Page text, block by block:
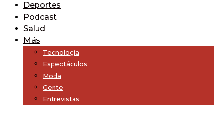
Deportes
Podcast
Salud
Más
Tecnología
Espectáculos
Moda
Gente
Entrevistas